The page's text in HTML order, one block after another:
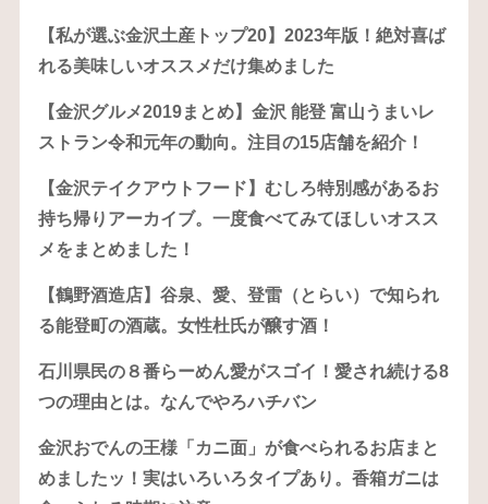
【私が選ぶ金沢土産トップ20】2023年版！絶対喜ば
れる美味しいオススメだけ集めました
【金沢グルメ2019まとめ】金沢 能登 富山うまいレ
ストラン令和元年の動向。注目の15店舗を紹介！
【金沢テイクアウトフード】むしろ特別感があるお
持ち帰りアーカイブ。一度食べてみてほしいオスス
メをまとめました！
【鶴野酒造店】谷泉、愛、登雷（とらい）で知られ
る能登町の酒蔵。女性杜氏が醸す酒！
石川県民の８番らーめん愛がスゴイ！愛され続ける8
つの理由とは。なんでやろハチバン
金沢おでんの王様「カニ面」が食べられるお店まと
めましたッ！実はいろいろタイプあり。香箱ガニは